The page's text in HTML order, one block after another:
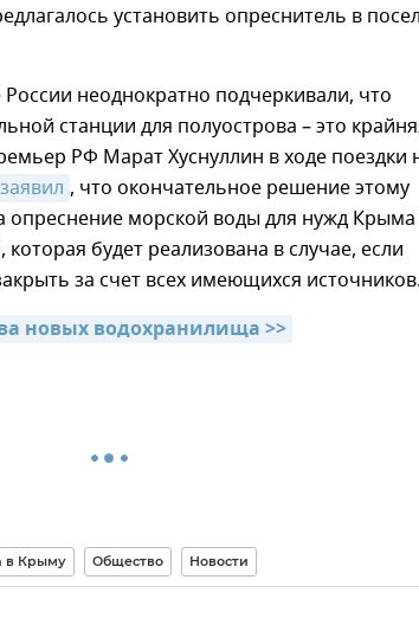
установить опреснитель в
неоднократно подчеркивали, что
станции для полуострова – это
РФ Марат Хуснуллин в ходе поездки
заявил , что окончательное решение этому
опреснение морской воды для нужд Крыма
будет реализована в случае, если
за счет всех имеющихся
новых водохранилища >>
в Крыму Общество Новости